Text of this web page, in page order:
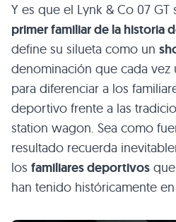
Y es que el Lynk & Co 07
primer familiar de la historia
define su silueta como un
denominación que cada vez
para diferenciar a los
deportivo frente a las
station wagon. Sea como
resultado recuerda
los familiares deportivos
han tenido históricamente